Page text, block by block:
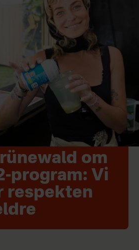
om
program: Vi
respekten